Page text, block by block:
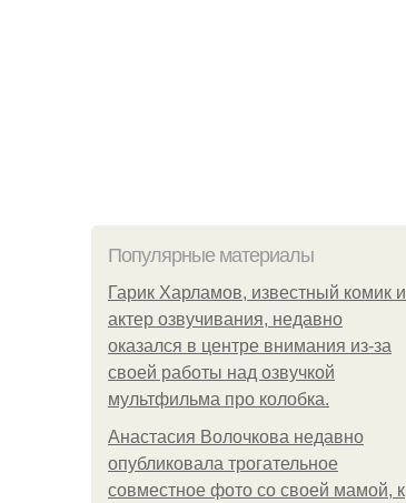
Популярные материалы
Гарик Харламов, известный комик и
актер озвучивания, недавно
оказался в центре внимания из-за
своей работы над озвучкой
мультфильма про колобка.
Анастасия Волочкова недавно
опубликовала трогательное
совместное фото со своей мамой, к